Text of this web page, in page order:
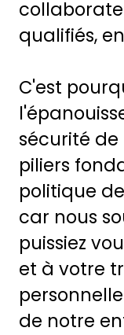
qualifiés,
C'est
sécurité
piliers
politique
car nous
puissiez
et à votre
de notre